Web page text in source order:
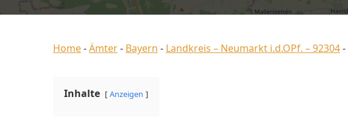
Home-Ämter- Bayern - Landkreis – Neumarkt i.d.OPf. – 92304-
Inhalte Anzeigen